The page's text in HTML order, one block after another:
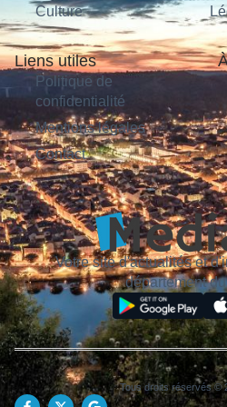
Culture
Liens utiles
Politique de
confidentialité
Mentions légales
Contact
Votre site d'actualités et
département
Tous droits réservés ©